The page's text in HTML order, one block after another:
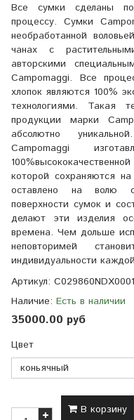
Все сумки сделаны по
процессу. Сумки
необработанной
чанах с
авторскими
Campomaggi. Все
хлопок являются 100%
технологиями. Такая
продукции марки
абсолютно
Campomaggi
которой сохраняются
оставлено на волю
поверхности сумок и
делают эти изделия
времена. Чем дольше
неповторимей
индивидуальности
Артикул:
Наличие: Есть в наличии
35000.00 руб
Цвет
В корзину